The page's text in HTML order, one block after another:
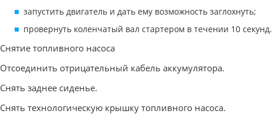
запустить двигатель и дать ему возможность заглохнуть;
провернуть коленчатый вал стартером в течении 10 секунд.
Снятие топливного насоса
Отсоединить отрицательный кабель аккумулятора.
Снять заднее сиденье.
Снять технологическую крышку топливного насоса.